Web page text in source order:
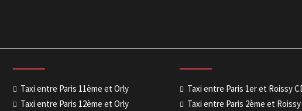
Taxi entre Paris 11ème et Orly
Taxi entre Paris 12ème et Orly
Taxi entre Paris 1er et Roissy
Taxi entre Paris 2ème et Roissy